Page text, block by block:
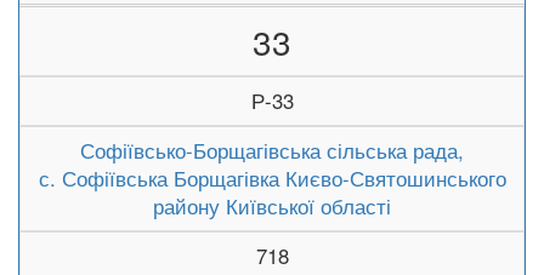
33
Р-33
Софіївсько-Борщагівська сільська рада,
с. Софіївська Борщагівка Києво-Святошинського
району Київської області
718